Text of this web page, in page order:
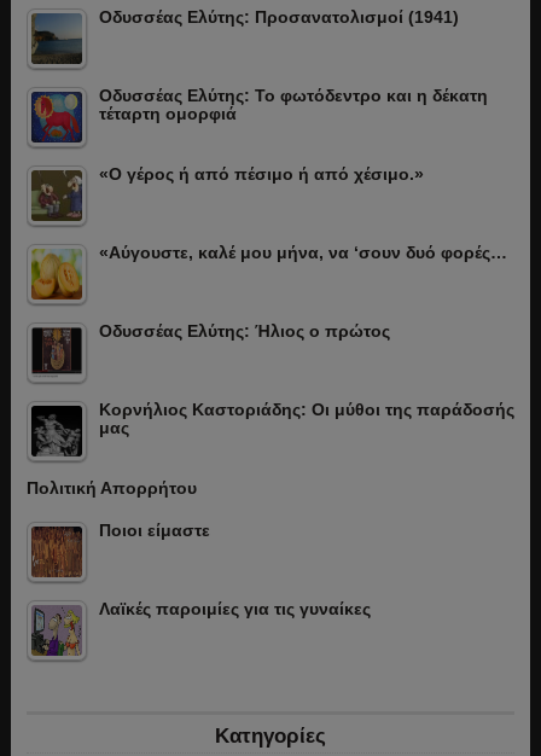
Οδυσσέας Ελύτης: Προσανατολισμοί (1941)
Οδυσσέας Ελύτης: Το φωτόδεντρο και η δέκατη
τέταρτη ομορφιά
«Ο γέρος ή από πέσιμο ή από χέσιμο.»
«Αύγουστε, καλέ μου μήνα, να ‘σουν δυό φορές…
Οδυσσέας Ελύτης: Ήλιος ο πρώτος
Κορνήλιος Καστοριάδης: Οι μύθοι της παράδοσής
μας
Πολιτική Απορρήτου
Ποιοι είμαστε
Λαϊκές παροιμίες για τις γυναίκες
Κατηγορίες